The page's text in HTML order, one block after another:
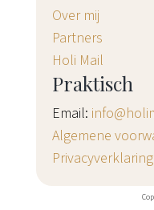
Over mij
Partners
Holi Mail
Praktisch
Email:
Algemene
Privacyverklaring